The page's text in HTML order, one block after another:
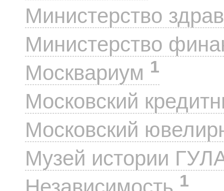
Министерство
Министерство
Москвариум 1
Московский
Московский
Музей истории
1